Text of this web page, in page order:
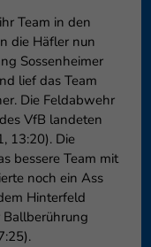
Team in den
die Häfler nun
Sossenheimer
lief das Team
Die Feldabwehr
VfB landeten
13:20). Die
bessere Team mit
noch ein Ass
Hinterfeld
Ballberührung